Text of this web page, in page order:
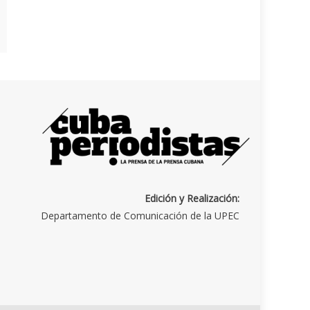
Edición y Realización:
Departamento de Comunicación de la UPEC